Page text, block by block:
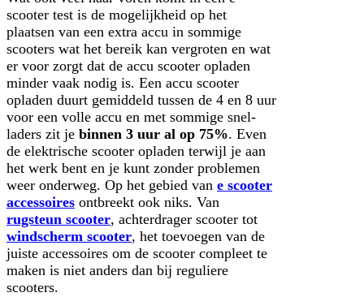
scooter test is de mogelijkheid op het
plaatsen van een extra accu in sommige
scooters wat het bereik kan vergroten en wat
er voor zorgt dat de accu scooter opladen
minder vaak nodig is. Een accu scooter
opladen duurt gemiddeld tussen de 4 en 8 uur
voor een volle accu en met sommige snel-
laders zit je binnen 3 uur al op 75%. Even
de elektrische scooter opladen terwijl je aan
het werk bent en je kunt zonder problemen
weer onderweg. Op het gebied van e scooter
accessoires ontbreekt ook niks. Van
rugsteun scooter, achterdrager scooter tot
windscherm scooter, het toevoegen van de
juiste accessoires om de scooter compleet te
maken is niet anders dan bij reguliere
scooters.